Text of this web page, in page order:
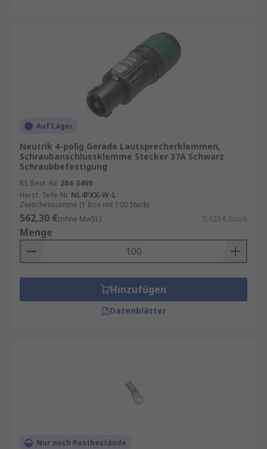
Auf Lager
Neutrik 4-polig Gerade Lautsprecherklemmen,
Schraubanschlussklemme Stecker 37A Schwarz
Schraubbefestigung
RS Best.-Nr. 284-3469
Herst. Teile-Nr. NL4FXX-W-L
Zwischensumme (1 Box mit 100 Stück)
562,30 €(ohne MwSt.) 5,623 €/Stück
Menge
Hinzufügen
Datenblätter
Nur noch Restbestände